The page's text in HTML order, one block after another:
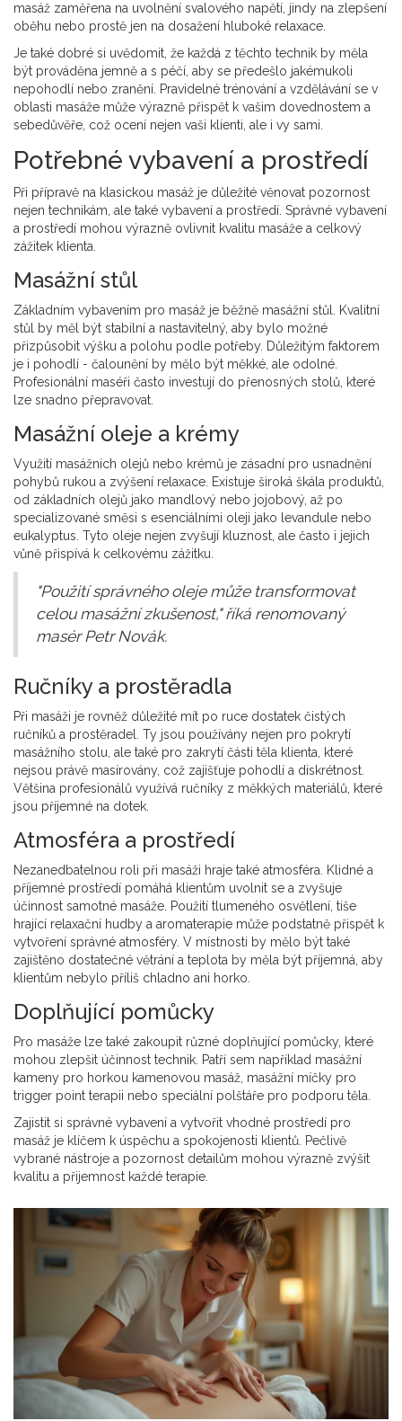
masáž zaměřena na uvolnění svalového napětí, jindy na zlepšení
oběhu nebo prostě jen na dosažení hluboké relaxace.
Je také dobré si uvědomit, že každá z těchto technik by měla
být prováděna jemně a s péčí, aby se předešlo jakémukoli
nepohodlí nebo zranění. Pravidelné trénování a vzdělávání se v
oblasti masáže může výrazně přispět k vašim dovednostem a
sebedůvěře, což ocení nejen vaši klienti, ale i vy sami.
Potřebné vybavení a prostředí
Při přípravě na klasickou masáž je důležité věnovat pozornost
nejen technikám, ale také vybavení a prostředí. Správné vybavení
a prostředí mohou výrazně ovlivnit kvalitu masáže a celkový
zážitek klienta.
Masážní stůl
Základním vybavením pro masáž je běžně masážní stůl. Kvalitní
stůl by měl být stabilní a nastavitelný, aby bylo možné
přizpůsobit výšku a polohu podle potřeby. Důležitým faktorem
je i pohodlí - čalounění by mělo být měkké, ale odolné.
Profesionální maséři často investují do přenosných stolů, které
lze snadno přepravovat.
Masážní oleje a krémy
Využití masážních olejů nebo krémů je zásadní pro usnadnění
pohybů rukou a zvýšení relaxace. Existuje široká škála produktů,
od základních olejů jako mandlový nebo jojobový, až po
specializované směsi s esenciálními oleji jako levandule nebo
eukalyptus. Tyto oleje nejen zvyšují kluznost, ale často i jejich
vůně přispívá k celkovému zážitku.
"Použití správného oleje může transformovat
celou masážní zkušenost," říká renomovaný
masér Petr Novák.
Ručníky a prostěradla
Při masáži je rovněž důležité mít po ruce dostatek čistých
ručníků a prostěradel. Ty jsou používány nejen pro pokrytí
masážního stolu, ale také pro zakrytí části těla klienta, které
nejsou právě masírovány, což zajišťuje pohodlí a diskrétnost.
Většina profesionálů využívá ručníky z měkkých materiálů, které
jsou příjemné na dotek.
Atmosféra a prostředí
Nezanedbatelnou roli při masáži hraje také atmosféra. Klidné a
příjemné prostředí pomáhá klientům uvolnit se a zvyšuje
účinnost samotné masáže. Použití tlumeného osvětlení, tiše
hrající relaxační hudby a aromaterapie může podstatně přispět k
vytvoření správné atmosféry. V místnosti by mělo být také
zajištěno dostatečné větrání a teplota by měla být příjemná, aby
klientům nebylo příliš chladno ani horko.
Doplňující pomůcky
Pro masáže lze také zakoupit různé doplňující pomůcky, které
mohou zlepšit účinnost technik. Patří sem například masážní
kameny pro horkou kamenovou masáž, masážní míčky pro
trigger point terapii nebo speciální polštáře pro podporu těla.
Zajistit si správné vybavení a vytvořit vhodné prostředí pro
masáž je klíčem k úspěchu a spokojenosti klientů. Pečlivě
vybrané nástroje a pozornost detailům mohou výrazně zvýšit
kvalitu a přijemnost každé terapie.